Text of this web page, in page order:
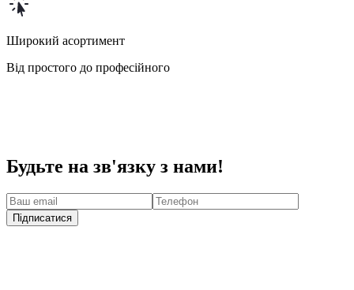
Широкий асортимент
Від простого до професійного
Будьте на зв'язку з нами!
Підписатися